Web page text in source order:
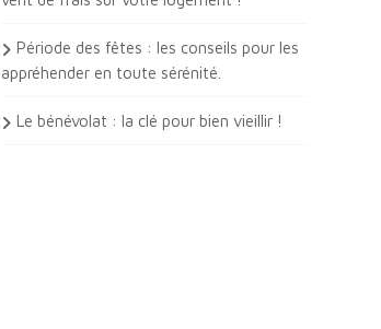
Période des fêtes : les conseils pour les
appréhender en toute sérénité.
Le bénévolat : la clé pour bien vieillir !